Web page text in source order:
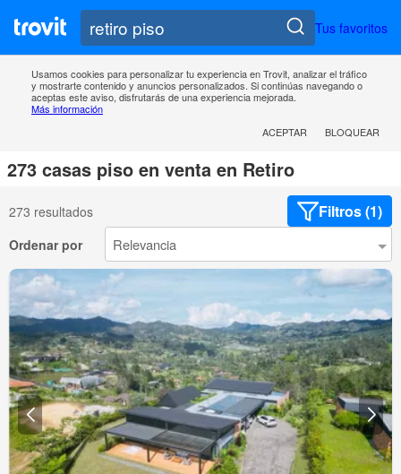
Tus favoritos
Usamos cookies para personalizar tu experiencia en Trovit, analizar el tráfico
y mostrarte contenido y anuncios personalizados. Si continúas navegando o
aceptas este aviso, disfrutarás de una experiencia mejorada.
Más información
ACEPTAR
BLOQUEAR
273 casas piso en venta en Retiro
273 resultados Filtros (1)
Ordenar por